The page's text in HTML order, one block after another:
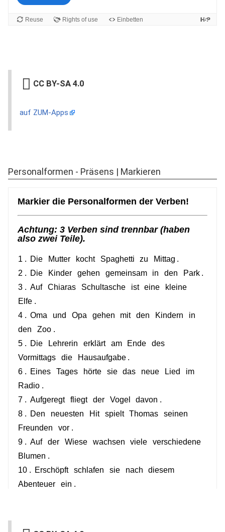
CC BY-SA 4.0
auf ZUM-Apps
Personalformen - Präsens | Markieren